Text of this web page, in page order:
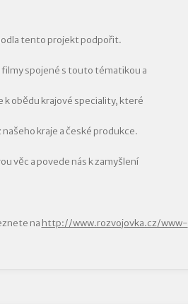
tento projekt podpořit.
spojené s touto tématikou a
k obědu krajové speciality, které
kraje a české produkce.
věc a povede nás k zamyšlení
na http://www.rozvojovka.cz/www-